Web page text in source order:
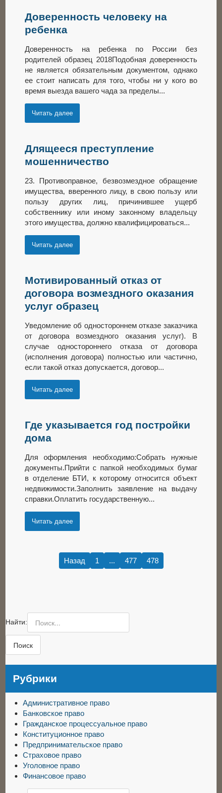
Доверенность человеку на
ребенка
Доверенность на ребенка по России без
родителей образец 2018Подобная доверенность
не является обязательным документом, однако
ее стоит написать для того, чтобы ни у кого во
время выезда вашего чада за пределы...
Читать далее
Длящееся преступление
мошенничество
23. Противоправное, безвозмездное обращение
имущества, вверенного лицу, в свою пользу или
пользу других лиц, причинившее ущерб
собственнику или иному законному владельцу
этого имущества, должно квалифицироваться...
Читать далее
Мотивированный отказ от
договора возмездного оказания
услуг образец
Уведомление об одностороннем отказе заказчика
от договора возмездного оказания услуг). В
случае одностороннего отказа от договора
(исполнения договора) полностью или частично,
если такой отказ допускается, договор...
Читать далее
Где указывается год постройки
дома
Для оформления необходимо:Собрать нужные
документы.Прийти с папкой необходимых бумаг
в отделение БТИ, к которому относится объект
недвижимости.Заполнить заявление на выдачу
справки.Оплатить государственную...
Читать далее
Назад 1 ... 477 478
Найти:
Рубрики
Административное право
Банковское право
Гражданское процессуальное право
Конституционное право
Предпринимательское право
Страховое право
Уголовное право
Финансовое право